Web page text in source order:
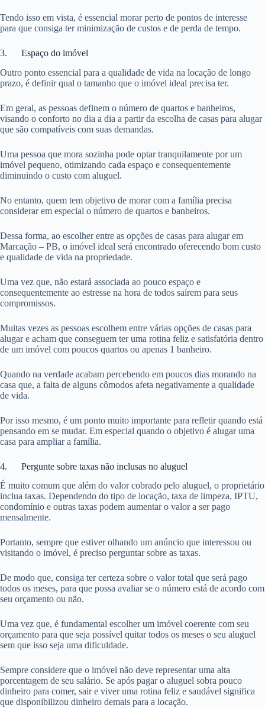
Tendo isso em vista, é essencial morar perto de pontos de interesse
para que consiga ter minimização de custos e de perda de tempo.
3. Espaço do imóvel
Outro ponto essencial para a qualidade de vida na locação de longo
prazo, é definir qual o tamanho que o imóvel ideal precisa ter.
Em geral, as pessoas definem o número de quartos e banheiros,
visando o conforto no dia a dia a partir da escolha de casas para alugar
que são compatíveis com suas demandas.
Uma pessoa que mora sozinha pode optar tranquilamente por um
imóvel pequeno, otimizando cada espaço e consequentemente
diminuindo o custo com aluguel.
No entanto, quem tem objetivo de morar com a família precisa
considerar em especial o número de quartos e banheiros.
Dessa forma, ao escolher entre as opções de casas para alugar em
Marcação – PB, o imóvel ideal será encontrado oferecendo bom custo
e qualidade de vida na propriedade.
Uma vez que, não estará associada ao pouco espaço e
consequentemente ao estresse na hora de todos saírem para seus
compromissos.
Muitas vezes as pessoas escolhem entre várias opções de casas para
alugar e acham que conseguem ter uma rotina feliz e satisfatória dentro
de um imóvel com poucos quartos ou apenas 1 banheiro.
Quando na verdade acabam percebendo em poucos dias morando na
casa que, a falta de alguns cômodos afeta negativamente a qualidade
de vida.
Por isso mesmo, é um ponto muito importante para refletir quando está
pensando em se mudar. Em especial quando o objetivo é alugar uma
casa para ampliar a família.
4. Pergunte sobre taxas não inclusas no aluguel
É muito comum que além do valor cobrado pelo aluguel, o proprietário
inclua taxas. Dependendo do tipo de locação, taxa de limpeza, IPTU,
condomínio e outras taxas podem aumentar o valor a ser pago
mensalmente.
Portanto, sempre que estiver olhando um anúncio que interessou ou
visitando o imóvel, é preciso perguntar sobre as taxas.
De modo que, consiga ter certeza sobre o valor total que será pago
todos os meses, para que possa avaliar se o número está de acordo com
seu orçamento ou não.
Uma vez que, é fundamental escolher um imóvel coerente com seu
orçamento para que seja possível quitar todos os meses o seu aluguel
sem que isso seja uma dificuldade.
Sempre considere que o imóvel não deve representar uma alta
porcentagem de seu salário. Se após pagar o aluguel sobra pouco
dinheiro para comer, sair e viver uma rotina feliz e saudável significa
que disponibilizou dinheiro demais para a locação.